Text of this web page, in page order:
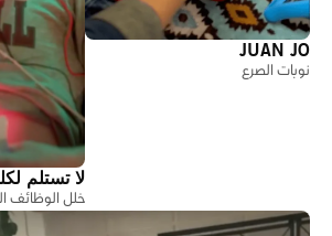
JUAN JO
نوبات الصرع
لا تستلم
خلل الوظائف